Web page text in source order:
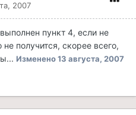
2007
пункт 4, если не
получится, скорее всего,
Изменено13 августа, 2007